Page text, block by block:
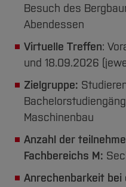
Besuch des
Abendessen
Virtuelle Treffen:
und 18.09.2026
Zielgruppe:
Maschinenbau
Anzahl der
Fachbereichs M:
Anrechenbarkeit bei